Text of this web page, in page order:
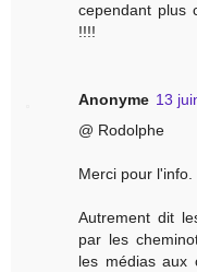
cependant plus
!!!!
Anonyme 13
@ Rodolphe
Merci pour l'info.
Autrement dit
par les
les médias aux